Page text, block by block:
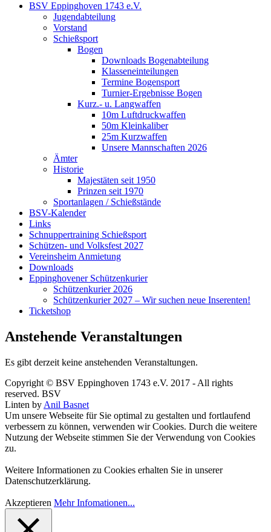
BSV Eppinghoven 1743 e.V.
Jugendabteilung
Vorstand
Schießsport
Bogen
Downloads Bogenabteilung
Klasseneinteilungen
Termine Bogensport
Turnier-Ergebnisse Bogen
Kurz.- u. Langwaffen
10m Luftdruckwaffen
50m Kleinkaliber
25m Kurzwaffen
Unsere Mannschaften 2026
Ämter
Historie
Majestäten seit 1950
Prinzen seit 1970
Sportanlagen / Schießstände
BSV-Kalender
Links
Schnuppertraining Schießsport
Schützen- und Volksfest 2027
Vereinsheim Anmietung
Downloads
Eppinghovener Schützenkurier
Schützenkurier 2026
Schützenkurier 2027 – Wir suchen neue Inserenten!
Ticketshop
Anstehende Veranstaltungen
Es gibt derzeit keine anstehenden Veranstaltungen.
Copyright © BSV Eppinghoven 1743 e.V. 2017 - All rights
reserved. BSV
Linten by Anil Basnet
Um unsere Webseite für Sie optimal zu gestalten und fortlaufend
verbessern zu können, verwenden wir Cookies. Durch die weitere
Nutzung der Webseite stimmen Sie der Verwendung von Cookies
zu.
Weitere Informationen zu Cookies erhalten Sie in unserer
Datenschutzerklärung.
Akzeptieren Mehr Infomationen...